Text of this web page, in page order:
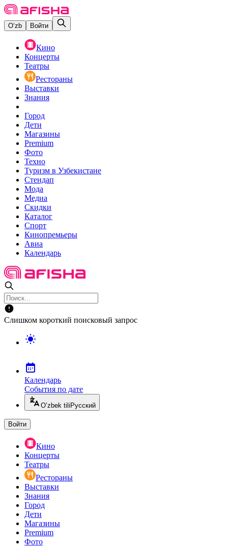
O‘zb Войти
Кино
Концерты
Театры
Рестораны
Выставки
Знания
Город
Дети
Магазины
Premium
Фото
Техно
Туризм в Узбекистане
Стендап
Мода
Медиа
Скидки
Каталог
Спорт
Кинопремьеры
Авиа
Календарь
Слишком короткий поисковый запрос
Календарь
События по дате
O’zbek tili Русский
Войти
Кино
Концерты
Театры
Рестораны
Выставки
Знания
Город
Дети
Магазины
Premium
Фото